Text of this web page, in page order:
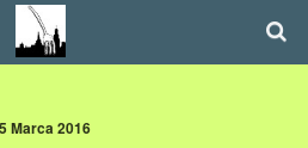
Marca 2016